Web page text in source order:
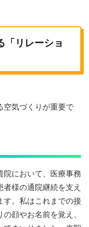
「リレーショ
空気づくりが重要で
院において、医療事務
様の通院継続を支え
す。私はこれまでの接
顔やお名前を覚え、